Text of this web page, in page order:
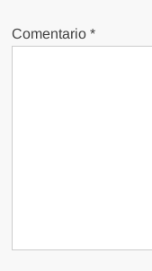
Comentario*